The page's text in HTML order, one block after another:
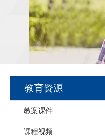
教育资源
教案课件
课程视频